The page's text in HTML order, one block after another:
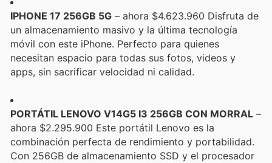
IPHONE 17 256GB 5G – ahora $4.623.960 Disfruta de
un almacenamiento masivo y la última tecnología
móvil con este iPhone. Perfecto para quienes
necesitan espacio para todas sus fotos, videos y
apps, sin sacrificar velocidad ni calidad.
PORTÁTIL LENOVO V14G5 I3 256GB CON MORRAL –
ahora $2.295.900 Este portátil Lenovo es la
combinación perfecta de rendimiento y portabilidad.
Con 256GB de almacenamiento SSD y el procesador